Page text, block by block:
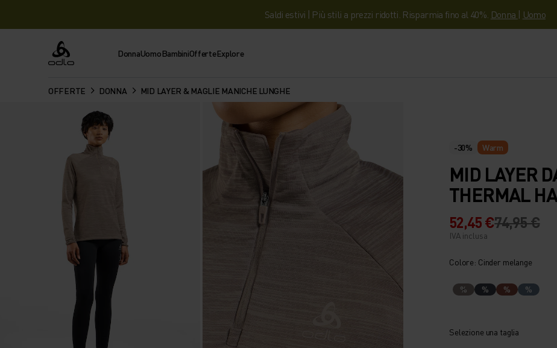
Saldi estivi | Più stili a prezzi ridotti. Risparmia fino al 40%. Donna | Uomo
Odlo DonnaUomoBambiniOfferteExplore
OFFERTE DONNA MID LAYER & MAGLIE MANICHE LUNGHE
-30% Warm
MID LAYER
THERMAL
52,45 €74,95 €
IVA inclusa
Colore: Cinder melange
% % % %
Selezione una taglia